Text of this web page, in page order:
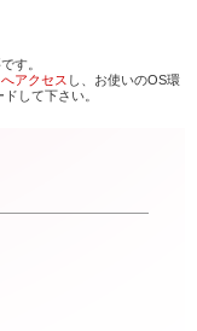
す。
アクセス し、お使いのOS環
して下さい。